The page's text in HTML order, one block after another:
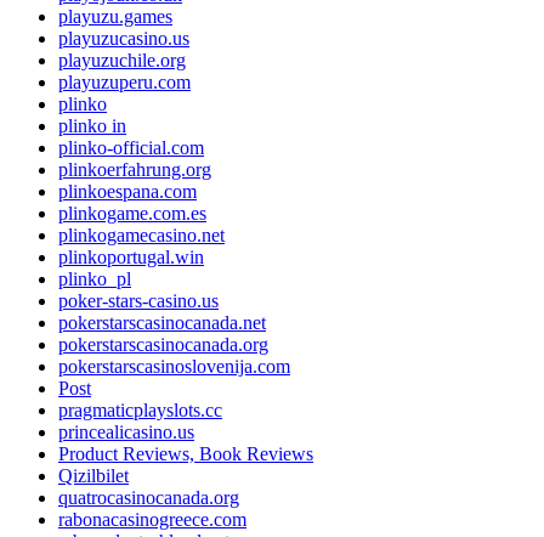
playuzu.games
playuzucasino.us
playuzuchile.org
playuzuperu.com
plinko
plinko in
plinko-official.com
plinkoerfahrung.org
plinkoespana.com
plinkogame.com.es
plinkogamecasino.net
plinkoportugal.win
plinko_pl
poker-stars-casino.us
pokerstarscasinocanada.net
pokerstarscasinocanada.org
pokerstarscasinoslovenija.com
Post
pragmaticplayslots.cc
princealicasino.us
Product Reviews, Book Reviews
Qizilbilet
quatrocasinocanada.org
rabonacasinogreece.com